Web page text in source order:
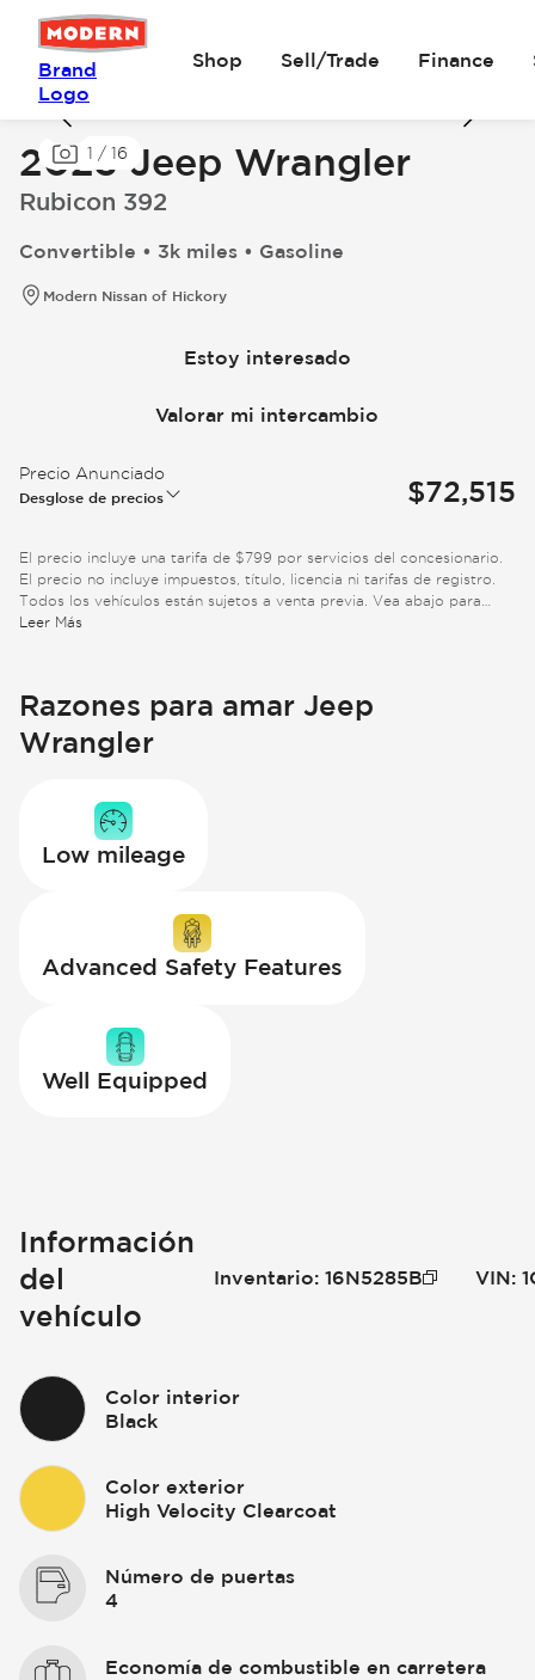
Brand
Logo
Shop Sell/Trade Finance
1 / 16
2023 Jeep Wrangler
Rubicon 392
Convertible • 3k miles • Gasoline
Modern Nissan of Hickory
Estoy interesado
Valorar mi intercambio
Precio Anunciado
Desglose de precios $72,515
El precio incluye una tarifa de $799 por servicios del concesionario.
El precio no incluye impuestos, título, licencia ni tarifas de registro.
Todos los vehículos están sujetos a venta previa. Vea abajo para
información adicional.
Leer Más
Razones para amar Jeep
Wrangler
Low mileage
Advanced Safety Features
Well Equipped
Información
del
vehículo
Inventario: 16N5285B VIN:
Color interior
Black
Color exterior
High Velocity Clearcoat
Número de puertas
4
Economía de combustible en carretera